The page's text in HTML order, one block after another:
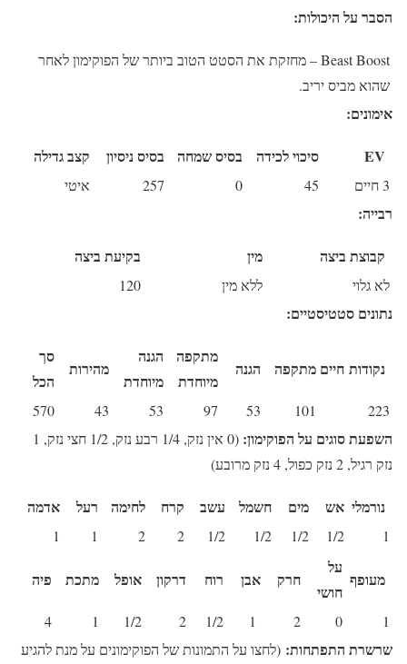
הסבר על היכולות:
Beast Boost– מחזקת את הסטט הטוב ביותר של הפוקימון לאחר
שהוא מביס יריב.
אימונים:
EV סיכוי לכידה בסיס שמחה בסיס ניסיון קצב גדילה
3 חיים 45
0
257 איטי
רבייה:
קבוצת ביצה מין בקיעת ביצה
לא גלוי ללא מין 120
נתונים סטטיסטיים:
נקודות חיים מתקפה הגנה
מתקפה
מיוחדת
הגנה
מיוחדת
מהירות
סך
הכל
223
101
53
97
53
43
570
השפעת סוגים על הפוקימון:
(0 אין נזק, 1/4 רבע נזק, 1/2 חצי נזק, 1
נזק רגיל, 2 נזק כפול, 4 נזק מרובע)
נורמלי אש מים חשמל עשב קרח לחימה רעל אדמה
1
1/2
1/2
1/2
1/2
2
2
1
1
מעופף
על
חושי
חרק אבן רוח דרקון אופל מתכת פיה
1
0
2
1/2
2
1/2
1
4
שרשרת התפתחות: (לחצו על התמונות של הפוקימונים על מנת להגיע